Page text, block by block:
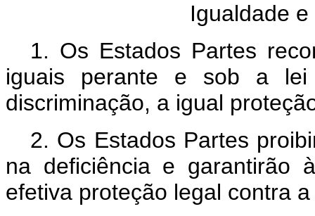
Igualdade
1. Os Estados Partes
iguais perante e sob a
discriminação, a igual
2. Os Estados Partes
na deficiência e garantirão
efetiva proteção legal contra